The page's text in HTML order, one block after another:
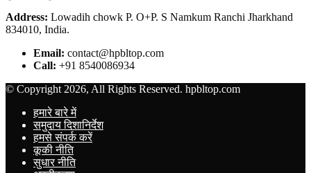
Address: Lowadih chowk P. O+P. S Namkum Ranchi Jharkhand
834010, India.
Email: contact@hpbltop.com
Call: +91 8540086934
© Copyright 2026, All Rights Reserved. hpbltop.com
हमारे बारे में
समुदाय दिशानिर्देश
हमसे संपर्क करें
कूकी नीति
सुधार नीति